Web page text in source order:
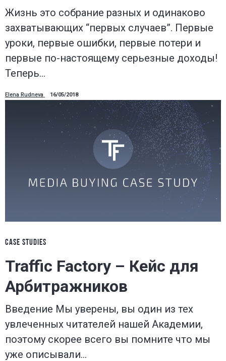
Жизнь это собрание разных и одинаково
захватывающих “первых случаев”. Первые
уроки, первые ошибки, первые потери и
первые по-настоящему серьезные доходы!
Теперь…
Elena Rudneva 16/05/2018
CASE STUDIES
Traffic Factory – Кейс для
Арбитражников
Введение Мы уверены, вы один из тех
увлеченных читателей нашей Академии,
поэтому скорее всего вы помните что мы
уже описывали…